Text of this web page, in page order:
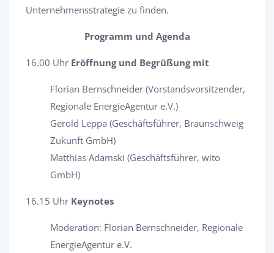
Unternehmensstrategie zu finden.
Programm und Agenda
16.00 Uhr Eröffnung und Begrüßung mit
Florian Bernschneider (Vorstandsvorsitzender,
Regionale EnergieAgentur e.V.)
Gerold Leppa (Geschäftsführer, Braunschweig
Zukunft GmbH)
Matthias Adamski (Geschäftsführer, wito
GmbH)
16.15 Uhr Keynotes
Moderation: Florian Bernschneider, Regionale
EnergieAgentur e.V.